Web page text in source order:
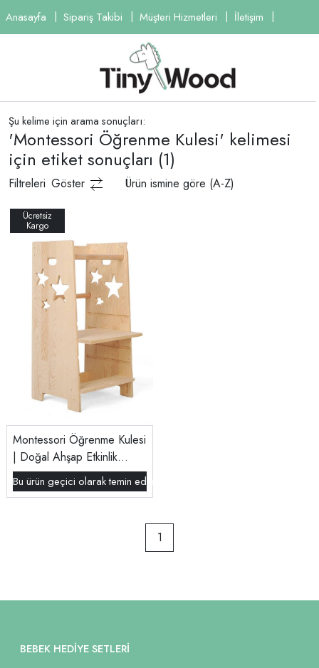
Anasayfa Sipariş Takibi Müşteri Hizmetleri İletişim
Şu kelime için arama sonuçları:
'Montessori Öğrenme Kulesi' kelimesi
için etiket sonuçları (1)
Filtreleri Göster Ürün ismine göre (A-Z)
Montessori Öğrenme Kulesi
| Doğal Ahşap Etkinlik
Kulesi | 18 Ay - 5 Yaş
Bu ürün geçici olarak temin edilememektedir.
1
BEBEK HEDIYE SETLERI